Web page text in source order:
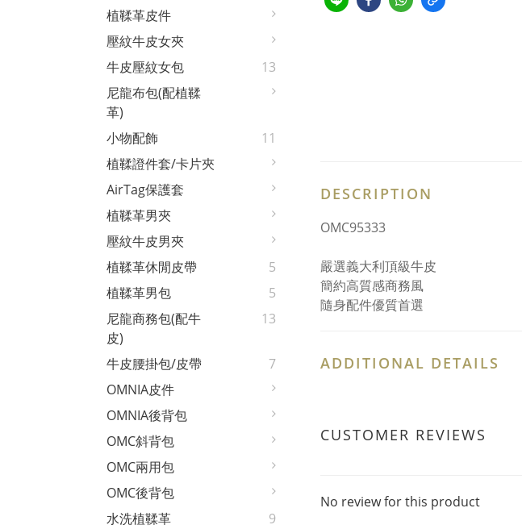
植鞣革皮件
壓紋牛皮女夾
牛皮壓紋女包
13
尼龍布包(配植鞣
革)
小物配飾
11
植鞣證件套/卡片夾
AirTag保護套
植鞣革男夾
壓紋牛皮男夾
植鞣革休閒皮帶
5
植鞣革男包
5
尼龍商務包(配牛
皮)
13
牛皮腰掛包/皮帶
7
OMNIA皮件
OMNIA後背包
OMC斜背包
OMC兩用包
OMC後背包
水洗植鞣革
9
DESCRIPTION
OMC95333
嚴選義大利頂級牛皮
簡約高質感商務風
隨身配件優質首選
ADDITIONAL DETAILS
CUSTOMER REVIEWS
No review for this product